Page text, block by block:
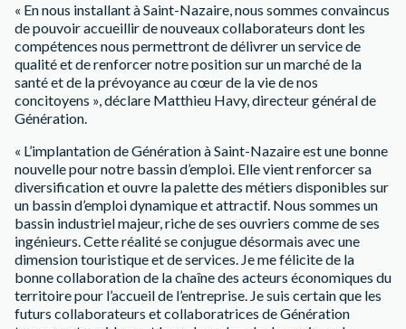
« En nous installant à Saint-Nazaire, nous sommes convaincus
de pouvoir accueillir de nouveaux collaborateurs dont les
compétences nous permettront de délivrer un service de
qualité et de renforcer notre position sur un marché de la
santé et de la prévoyance au cœur de la vie de nos
concitoyens », déclare Matthieu Havy, directeur général de
Génération.
« L’implantation de Génération à Saint-Nazaire est une bonne
nouvelle pour notre bassin d’emploi. Elle vient renforcer sa
diversification et ouvre la palette des métiers disponibles sur
un bassin d’emploi dynamique et attractif. Nous sommes un
bassin industriel majeur, riche de ses ouvriers comme de ses
ingénieurs. Cette réalité se conjugue désormais avec une
dimension touristique et de services. Je me félicite de la
bonne collaboration de la chaîne des acteurs économiques du
territoire pour l’accueil de l’entreprise. Je suis certain que les
futurs collaborateurs et collaboratrices de Génération